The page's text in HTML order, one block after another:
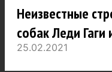
Неизвестные
собак Леди Гаги
25.02.2021